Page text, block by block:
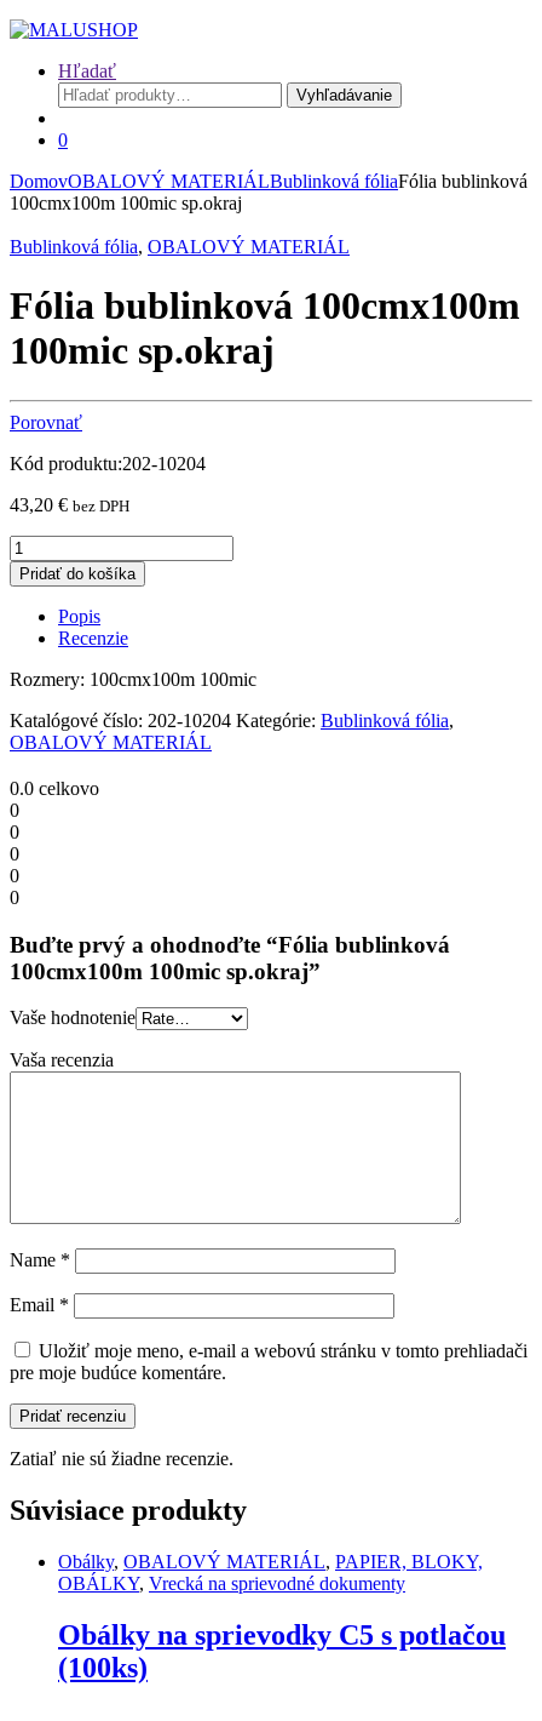
Hľadať
Hľadať:
Vyhľadávanie
0
DomovOBALOVÝ MATERIÁLBublinková fóliaFólia bublinková
100cmx100m 100mic sp.okraj
Bublinková fólia, OBALOVÝ MATERIÁL
Fólia bublinková 100cmx100m
100mic sp.okraj
Porovnať
Kód produktu:202-10204
43,20 € bez DPH
Fólia
bublinková
100cmx100m
100mic
sp.okraj
quantity
Pridať do košíka
Popis
Recenzie
Rozmery: 100cmx100m 100mic
Katalógové číslo: 202-10204 Kategórie: Bublinková fólia,
OBALOVÝ MATERIÁL
0.0 celkovo
0
0
0
0
0
Buďte prvý a ohodnoďte “Fólia bublinková
100cmx100m 100mic sp.okraj”
Vaše hodnotenie
Vaša recenzia
Name *
Email *
Uložiť moje meno, e-mail a webovú stránku v tomto prehliadači
pre moje budúce komentáre.
Zatiaľ nie sú žiadne recenzie.
Súvisiace produkty
Obálky, OBALOVÝ MATERIÁL, PAPIER, BLOKY,
OBÁLKY, Vrecká na sprievodné dokumenty
Obálky na sprievodky C5 s potlačou
(100ks)